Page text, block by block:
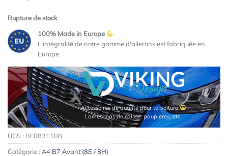
Rupture de stock
100% Made in Europe
L'intégralité de notre gamme d'ailerons est fabriquée en
Europe
Accessoires de qualité pour ta voiture
Lames, bas de caisse, paupières, etc.
UGS : BF0831108
Catégorie : A4 B7 Avant (8E / 8H)